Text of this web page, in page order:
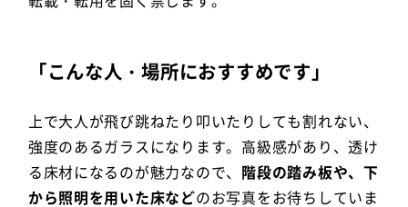
「こんな人・場所におすすめです」
上で大人が飛び跳ねたり叩いたりしても割れない、
強度のあるガラスになります。高級感があり、透け
る床材になるのが魅力なので、 階段の踏み板や、下
から照明を用いた床などのお写真をお待ちしていま